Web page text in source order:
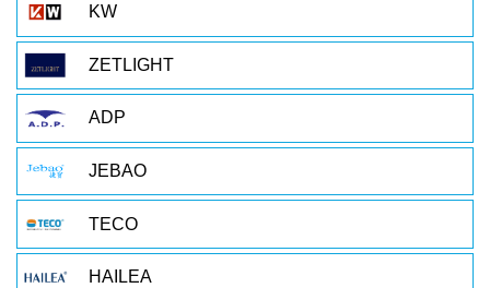
KW
ZETLIGHT
ADP
JEBAO
TECO
HAILEA